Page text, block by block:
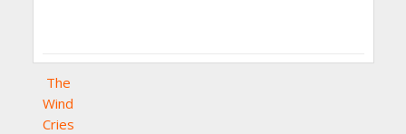
The
Wind
Cries